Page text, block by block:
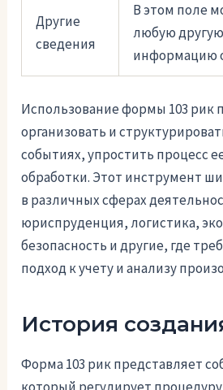
Другие
сведения
В этом поле
любую
информацию
Использование формы 103 рик
организовать и
событиях, упростить процесс
обработки. Этот инструмент
в различных сферах
юриспруденция, логистика,
безопасность и другие, где
подход к учету и анализу
История
Форма 103 рик представляет
который регулирует процедуру